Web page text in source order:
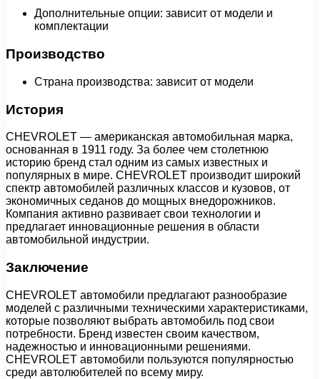
Дополнительные опции: зависит от модели и
комплектации
Производство
Страна производства: зависит от модели
История
CHEVROLET — американская автомобильная марка,
основанная в 1911 году. За более чем столетнюю
историю бренд стал одним из самых известных и
популярных в мире. CHEVROLET производит широкий
спектр автомобилей различных классов и кузовов, от
экономичных седанов до мощных внедорожников.
Компания активно развивает свои технологии и
предлагает инновационные решения в области
автомобильной индустрии.
Заключение
CHEVROLET автомобили предлагают разнообразие
моделей с различными техническими характеристиками,
которые позволяют выбрать автомобиль под свои
потребности. Бренд известен своим качеством,
надежностью и инновационными решениями.
CHEVROLET автомобили пользуются популярностью
среди автолюбителей по всему миру.